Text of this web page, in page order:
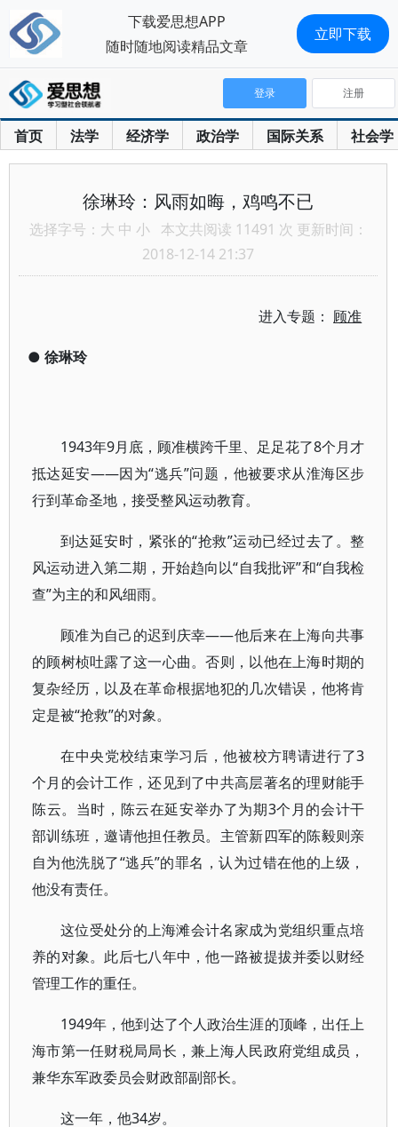
首页 法学 经济学 政治学 国际关系 社会学
登录 注册
徐琳玲：风雨如晦，鸡鸣不已
选择字号： 大 中 小 本文共阅读 11491 次 更新时间：
2018-12-14 21:37
进入专题： 顾准
● 徐琳玲
1943年9月底，顾准横跨千里、足足花了8个月才
抵达延安——因为“逃兵”问题，他被要求从淮海区步
行到革命圣地，接受整风运动教育。
到达延安时，紧张的“抢救”运动已经过去了。整
风运动进入第二期，开始趋向以“自我批评”和“自我检
查”为主的和风细雨。
顾准为自己的迟到庆幸——他后来在上海向共事
的顾树桢吐露了这一心曲。否则，以他在上海时期的
复杂经历，以及在革命根据地犯的几次错误，他将肯
定是被“抢救”的对象。
在中央党校结束学习后，他被校方聘请进行了3
个月的会计工作，还见到了中共高层著名的理财能手
陈云。当时，陈云在延安举办了为期3个月的会计干
部训练班，邀请他担任教员。主管新四军的陈毅则亲
自为他洗脱了“逃兵”的罪名，认为过错在他的上级，
他没有责任。
这位受处分的上海滩会计名家成为党组织重点培
养的对象。此后七八年中，他一路被提拔并委以财经
管理工作的重任。
1949年，他到达了个人政治生涯的顶峰，出任上
海市第一任财税局局长，兼上海人民政府党组成员，
兼华东军政委员会财政部副部长。
这一年，他34岁。
下载爱思想APP
随时随地阅读精品文章
立即下载